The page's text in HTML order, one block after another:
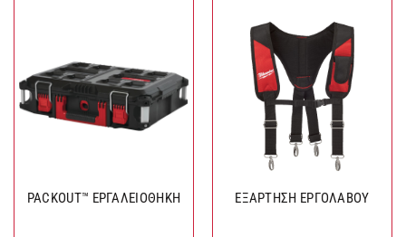
PACKOUT™ ΕΡΓΑΛΕΙΟΘΗΚΗ ΕΞΑΡΤΗΣΗ ΕΡΓΟΛΑΒΟΥ